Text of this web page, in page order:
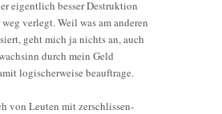
eigentlich besser Destruktion
verlegt. Weil was am anderen
geht mich ja nichts an, auch
durch mein Geld
logischerweise beauftrage.
von Leuten mit zerschlissen-